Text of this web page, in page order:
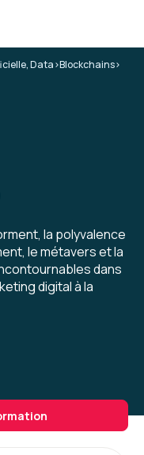
Data>Blockchains>
la polyvalence
le métavers et la
dans
digital à la